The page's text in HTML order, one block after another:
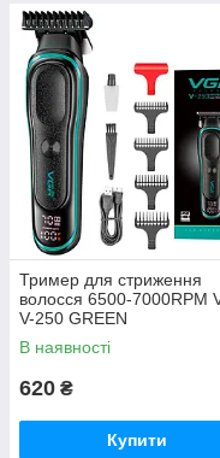
Тример для стриження
волосся 6500-7000RPM
V-250 GREEN
В наявності
620 ₴
Купити